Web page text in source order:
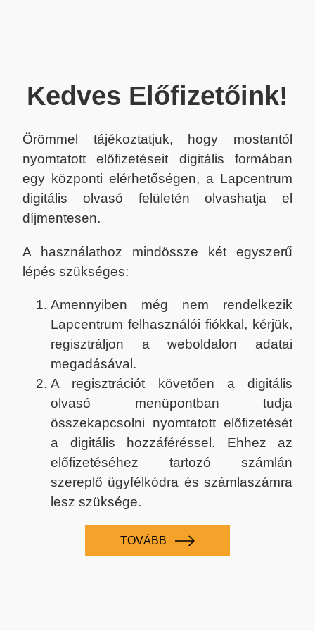
Kedves Előfizetőink!
Örömmel tájékoztatjuk, hogy mostantól
nyomtatott előfizetéseit digitális formában
egy központi elérhetőségen, a Lapcentrum
digitális olvasó felületén olvashatja el
díjmentesen.
A használathoz mindössze két egyszerű
lépés szükséges:
Amennyiben még nem rendelkezik
Lapcentrum felhasználói fiókkal, kérjük,
regisztráljon a weboldalon adatai
megadásával.
A regisztrációt követően a digitális
olvasó menüpontban tudja
összekapcsolni nyomtatott előfizetését
a digitális hozzáféréssel. Ehhez az
előfizetéséhez tartozó számlán
szereplő ügyfélkódra és számlaszámra
lesz szüksége.
TOVÁBB